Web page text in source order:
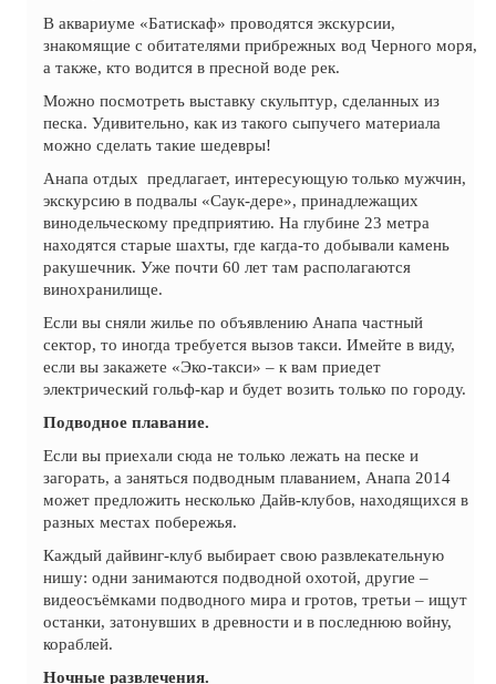
В аквариуме «Батискаф» проводятся экскурсии,
знакомящие с обитателями прибрежных вод Черного моря,
а также, кто водится в пресной воде рек.
Можно посмотреть выставку скульптур, сделанных из
песка. Удивительно, как из такого сыпучего материала
можно сделать такие шедевры!
Анапа отдых предлагает, интересующую только мужчин,
экскурсию в подвалы «Саук-дере», принадлежащих
винодельческому предприятию. На глубине 23 метра
находятся старые шахты, где кагда-то добывали камень
ракушечник. Уже почти 60 лет там располагаются
винохранилище.
Если вы сняли жилье по объявлению Анапа частный
сектор, то иногда требуется вызов такси. Имейте в виду,
если вы закажете «Эко-такси» – к вам приедет
электрический гольф-кар и будет возить только по городу.
Подводное плавание.
Если вы приехали сюда не только лежать на песке и
загорать, а заняться подводным плаванием, Анапа 2014
может предложить несколько Дайв-клубов, находящихся в
разных местах побережья.
Каждый дайвинг-клуб выбирает свою развлекательную
нишу: одни занимаются подводной охотой, другие –
видеосъёмками подводного мира и гротов, третьи – ищут
останки, затонувших в древности и в последнюю войну,
кораблей.
Ночные развлечения.